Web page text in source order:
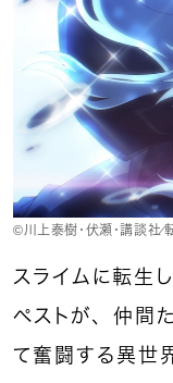
©川上泰樹・伏瀬・講談社
スライムに転生
ペストが、仲間
て奮闘する異世